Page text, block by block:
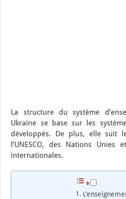
La structure du système
Ukraine se base sur les
développés. De plus, elle suit
l’UNESCO, des Nations Unies
internationales.